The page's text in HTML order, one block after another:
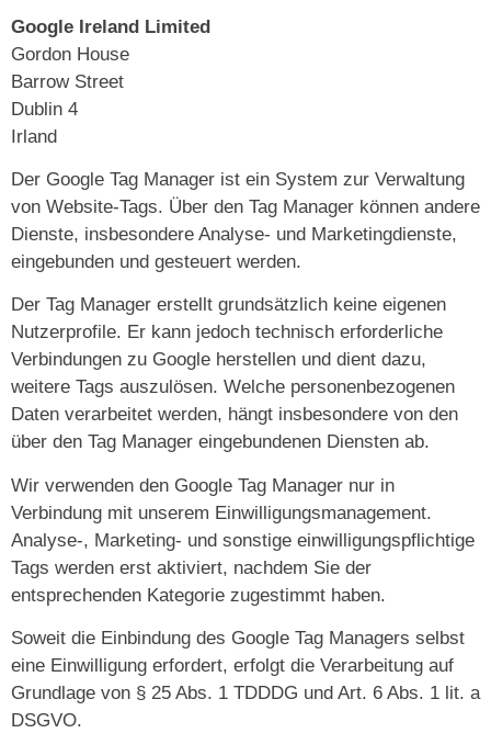
Google Ireland Limited
Gordon House
Barrow Street
Dublin 4
Irland
Der Google Tag Manager ist ein System zur Verwaltung
von Website-Tags. Über den Tag Manager können andere
Dienste, insbesondere Analyse- und Marketingdienste,
eingebunden und gesteuert werden.
Der Tag Manager erstellt grundsätzlich keine eigenen
Nutzerprofile. Er kann jedoch technisch erforderliche
Verbindungen zu Google herstellen und dient dazu,
weitere Tags auszulösen. Welche personenbezogenen
Daten verarbeitet werden, hängt insbesondere von den
über den Tag Manager eingebundenen Diensten ab.
Wir verwenden den Google Tag Manager nur in
Verbindung mit unserem Einwilligungsmanagement.
Analyse-, Marketing- und sonstige einwilligungspflichtige
Tags werden erst aktiviert, nachdem Sie der
entsprechenden Kategorie zugestimmt haben.
Soweit die Einbindung des Google Tag Managers selbst
eine Einwilligung erfordert, erfolgt die Verarbeitung auf
Grundlage von § 25 Abs. 1 TDDDG und Art. 6 Abs. 1 lit. a
DSGVO.